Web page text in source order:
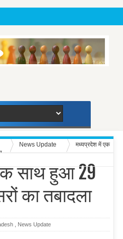
News Update
मध्यप्रदेश में एक
साथ हुआ 29
का तबादला
News Update